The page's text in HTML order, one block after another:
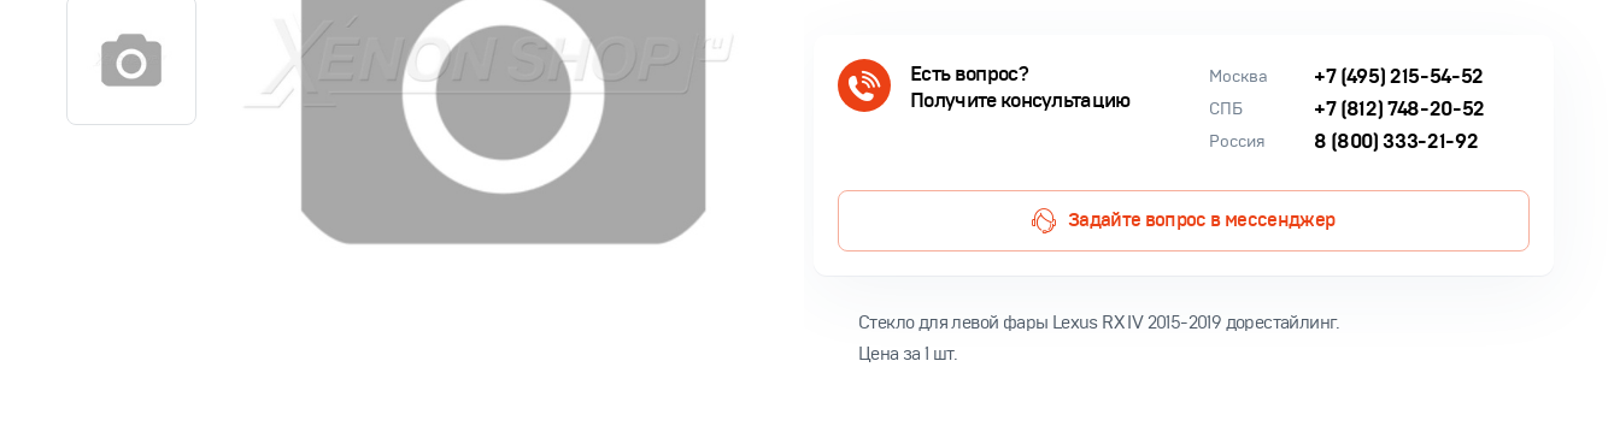
Есть вопрос?
Получите консультацию
Москва +7 (495) 215-54-52
СПБ +7 (812) 748-20-52
Россия 8 (800) 333-21-92
Задайте вопрос в мессенджер
Cтекло для левой фары Lexus RX IV 2015-2019 дорестайлинг.
Цена за 1 шт.